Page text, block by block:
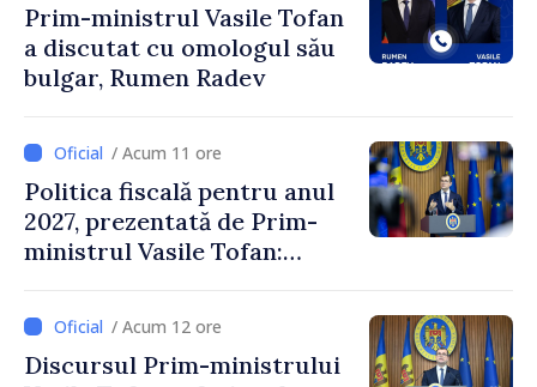
Prim-ministrul Vasile Tofan
a discutat cu omologul său
bulgar, Rumen Radev
/ Acum 11 ore
Politica fiscală pentru anul
2027, prezentată de Prim-
ministrul Vasile Tofan:
stimularea investițiilor și o
taxare mai echitabilă
/ Acum 12 ore
Discursul Prim-ministrului